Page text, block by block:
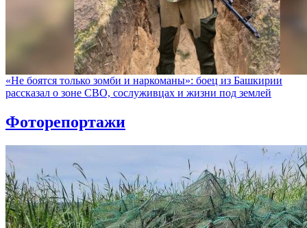
«Не боятся только зомби и наркоманы»: боец из Башкирии
рассказал о зоне СВО, сослуживцах и жизни под землей
Фоторепортажи